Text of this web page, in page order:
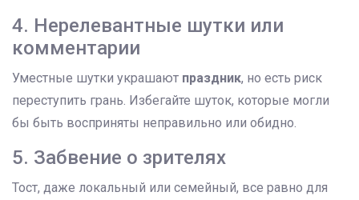
4. Нерелевантные шутки или
комментарии
Уместные шутки украшают праздник, но есть риск
переступить грань. Избегайте шуток, которые могли
бы быть восприняты неправильно или обидно.
5. Забвение о зрителях
Тост, даже локальный или семейный, все равно для